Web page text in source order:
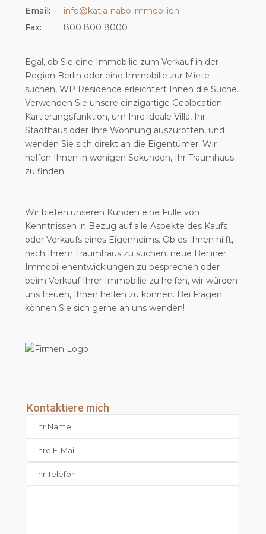
Email:
info@katja-nabo.immobilien
Fax:
800 800 8000
Egal, ob Sie eine Immobilie zum Verkauf in der
Region Berlin oder eine Immobilie zur Miete
suchen, WP Residence erleichtert Ihnen die Suche.
Verwenden Sie unsere einzigartige Geolocation-
Kartierungsfunktion, um Ihre ideale Villa, Ihr
Stadthaus oder Ihre Wohnung auszurotten, und
wenden Sie sich direkt an die Eigentümer. Wir
helfen Ihnen in wenigen Sekunden, Ihr Traumhaus
zu finden.
Wir bieten unseren Kunden eine Fülle von
Kenntnissen in Bezug auf alle Aspekte des Kaufs
oder Verkaufs eines Eigenheims. Ob es Ihnen hilft,
nach Ihrem Traumhaus zu suchen, neue Berliner
Immobilienentwicklungen zu besprechen oder
beim Verkauf Ihrer Immobilie zu helfen, wir würden
uns freuen, Ihnen helfen zu können. Bei Fragen
können Sie sich gerne an uns wenden!
Kontaktiere mich